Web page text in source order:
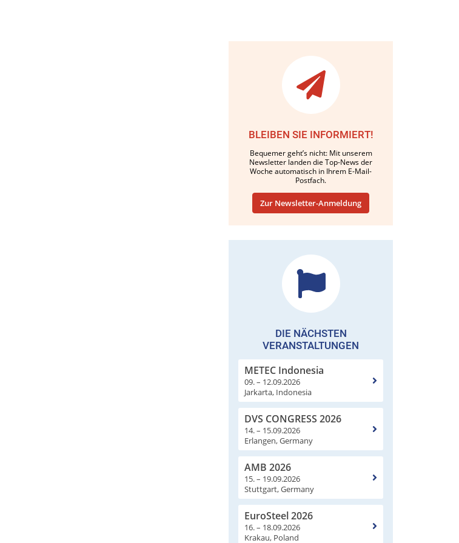
BLEIBEN SIE INFORMIERT!
Bequemer geht’s nicht: Mit unserem
Newsletter landen die Top-News der
Woche automatisch in Ihrem E-Mail-
Postfach.
Zur Newsletter-Anmeldung
DIE NÄCHSTEN
VERANSTALTUNGEN
METEC Indonesia
09. – 12.09.2026
Jarkarta, Indonesia
DVS CONGRESS 2026
14. – 15.09.2026
Erlangen, Germany
AMB 2026
15. – 19.09.2026
Stuttgart, Germany
EuroSteel 2026
16. – 18.09.2026
Krakau, Poland